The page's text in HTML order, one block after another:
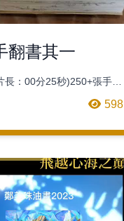
翻書其一
長：00分25秒)250+張手繪
翻畫，耗時不知道多久
598